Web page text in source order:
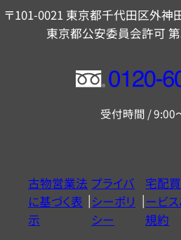
〒101-0021 東京都千代田区外神
東京都公安委員会許可
フ
ー
ヤ
ル
0120604117
受付時間 / 9:00
古物営業法
に基づく表
示
プライバ
シーポリ
シー
宅配
ービ
規約